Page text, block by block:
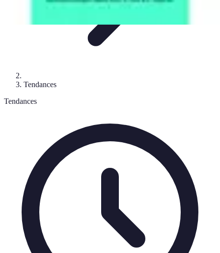
Tendances
Tendances